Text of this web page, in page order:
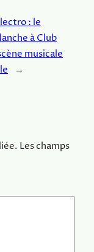
: le
à Club
musicale
→
Les champs